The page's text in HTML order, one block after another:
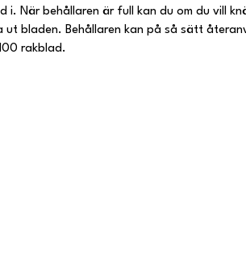
i. När behållaren är full kan du om du vill
ut bladen. Behållaren kan på så sätt
rakblad.